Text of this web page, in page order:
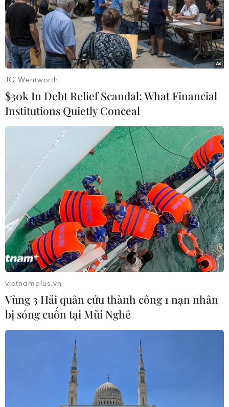
JG Wentworth
$30k In Debt Relief Scandal: What Financial
Institutions Quietly Conceal
vietnamplus.vn
Vùng 3 Hải quân cứu thành công 1 nạn nhân
bị sóng cuốn tại Mũi Nghê